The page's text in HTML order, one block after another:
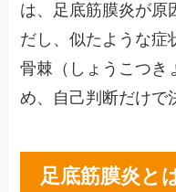
は、足底筋膜炎が原
だし、似たような症
骨棘（しょうこつき
め、自己判断だけで
足底筋膜炎と